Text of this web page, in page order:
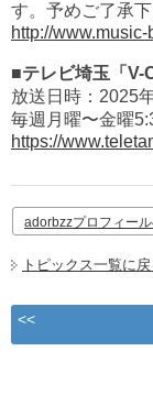
す。予めご了承下
http://
■テレビ埼玉「V-
放送日時：2025
毎週月曜〜金曜
https://
adorbzzプロフィー
トピックス一覧に戻
<<